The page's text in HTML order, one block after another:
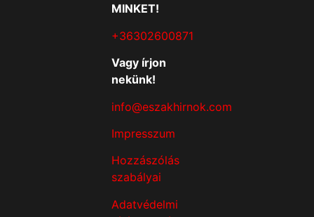
MINKET!
+36302600871
Vagy írjon
nekünk!
info@eszakhirnok.com
Impresszum
Hozzászólás
szabályai
Adatvédelmi